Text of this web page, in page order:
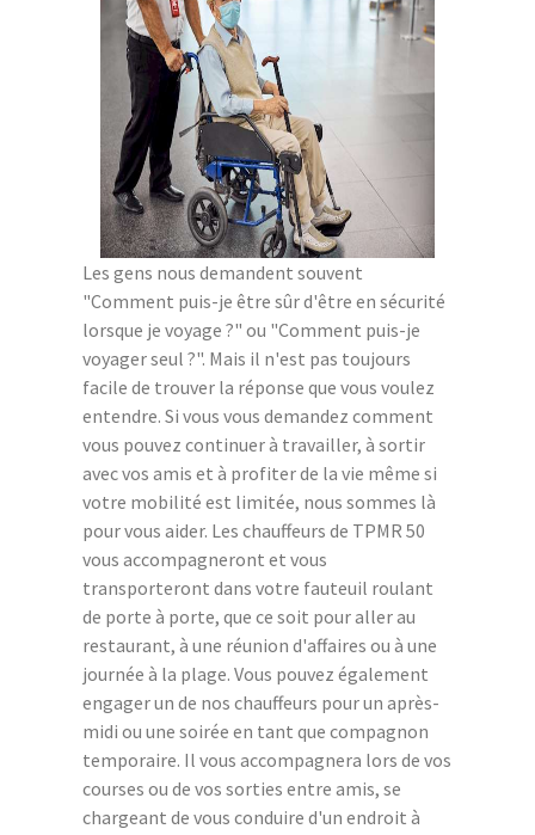
Les gens nous demandent souvent
"Comment puis-je être sûr d'être en sécurité
lorsque je voyage ?" ou "Comment puis-je
voyager seul ?". Mais il n'est pas toujours
facile de trouver la réponse que vous voulez
entendre. Si vous vous demandez comment
vous pouvez continuer à travailler, à sortir
avec vos amis et à profiter de la vie même si
votre mobilité est limitée, nous sommes là
pour vous aider. Les chauffeurs de TPMR 50
vous accompagneront et vous
transporteront dans votre fauteuil roulant
de porte à porte, que ce soit pour aller au
restaurant, à une réunion d'affaires ou à une
journée à la plage. Vous pouvez également
engager un de nos chauffeurs pour un après-
midi ou une soirée en tant que compagnon
temporaire. Il vous accompagnera lors de vos
courses ou de vos sorties entre amis, se
chargeant de vous conduire d'un endroit à